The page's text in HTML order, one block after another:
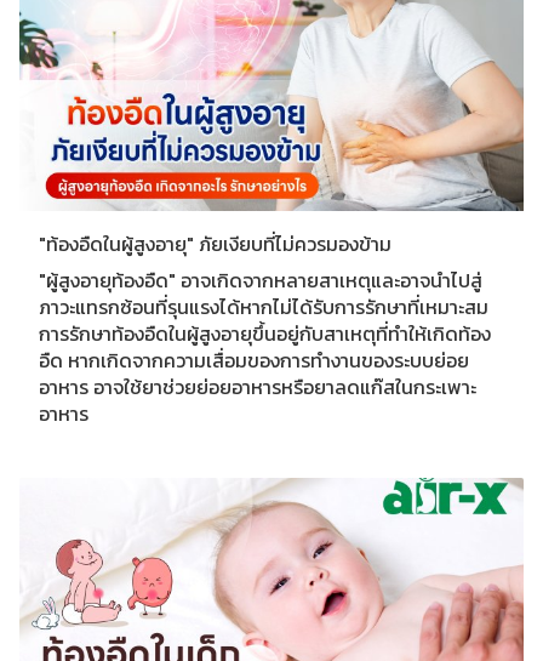
"ท้องอืดในผู้สูงอายุ" ภัยเงียบที่ไม่ควรมองข้าม
"ผู้สูงอายุท้องอืด" อาจเกิดจากหลายสาเหตุและอาจนำไปสู่
ภาวะแทรกซ้อนที่รุนแรงได้หากไม่ได้รับการรักษาที่เหมาะสม
การรักษาท้องอืดในผู้สูงอายุขึ้นอยู่กับสาเหตุที่ทำให้เกิดท้อง
อืด หากเกิดจากความเสื่อมของการทำงานของระบบย่อย
อาหาร อาจใช้ยาช่วยย่อยอาหารหรือยาลดแก๊สในกระเพาะ
อาหาร